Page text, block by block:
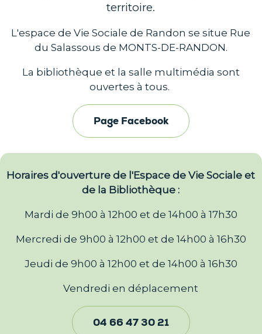
territoire.
L'espace de Vie Sociale de Randon se situe Rue
du Salassous de MONTS-DE-RANDON.
La bibliothèque et la salle multimédia sont
ouvertes à tous.
Page Facebook
Horaires d'ouverture de l'Espace de Vie Sociale et
de la Bibliothèque :
Mardi de 9h00 à 12h00 et de 14h00 à 17h30
Mercredi de 9h00 à 12h00 et de 14h00 à 16h30
Jeudi de 9h00 à 12h00 et de 14h00 à 16h30
Vendredi en déplacement
04 66 47 30 21